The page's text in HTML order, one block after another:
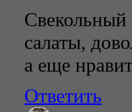
Свекольный
салаты,
а еще
Ответить